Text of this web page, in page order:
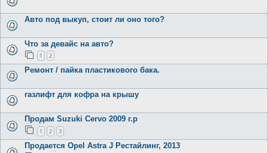
Авто под выкуп, стоит ли оно того?
Что за девайс на авто?
1 2
Ремонт / пайка пластикового бака.
газлифт для кофра на крышу
Продам Suzuki Cervo 2009 г.р
1 2 3
Продается Opel Astra J Рестайлинг, 2013